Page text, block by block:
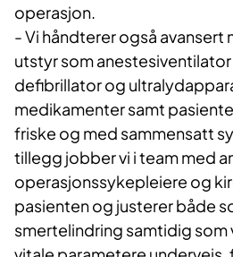
operasjon.
- Vi håndterer også avansert
utstyr som anestesiventilator
defibrillator og
medikamenter samt
friske og med sammensatt
tillegg jobber vi i team med
operasjonssykepleiere og
pasienten og justerer både
smertelindring samtidig som